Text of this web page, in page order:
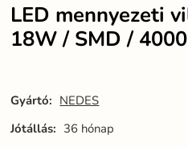
LED mennyezeti
18W / SMD /
Gyártó: NEDES
Jótállás: 36 hónap